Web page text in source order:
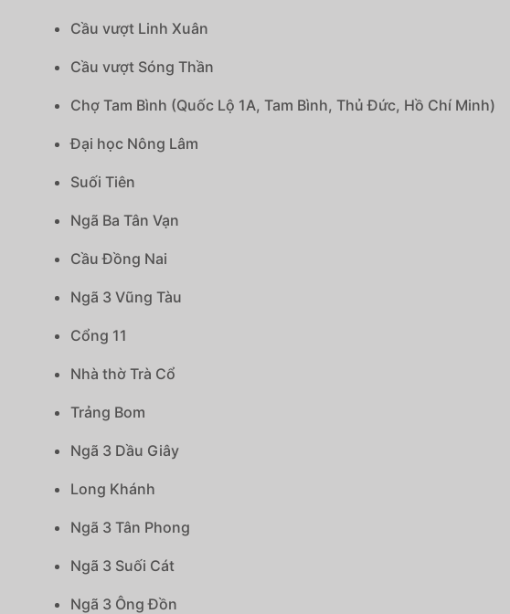
Cầu vượt Linh Xuân
Cầu vượt Sóng Thần
Chợ Tam Bình (Quốc Lộ 1A, Tam Bình, Thủ Đức, Hồ Chí Minh)
Đại học Nông Lâm
Suối Tiên
Ngã Ba Tân Vạn
Cầu Đồng Nai
Ngã 3 Vũng Tàu
Cổng 11
Nhà thờ Trà Cổ
Trảng Bom
Ngã 3 Dầu Giây
Long Khánh
Ngã 3 Tân Phong
Ngã 3 Suối Cát
Ngã 3 Ông Đồn